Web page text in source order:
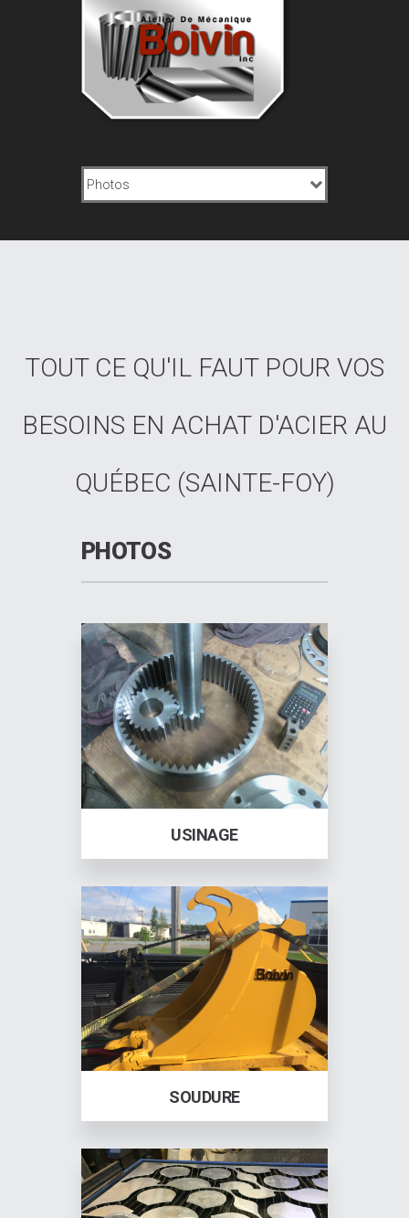
TOUT CE QU'IL FAUT POUR VOS
BESOINS EN ACHAT D'ACIER AU
QUÉBEC (SAINTE-FOY)
PHOTOS
USINAGE
SOUDURE